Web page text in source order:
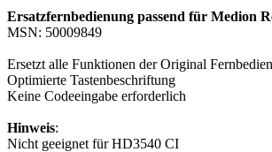
Ersatzfernbedienung passend für Medion
MSN: 50009849
Ersetzt alle Funktionen der Original
Optimierte Tastenbeschriftung
Keine Codeeingabe erforderlich
Hinweis:
Nicht geeignet für HD3540 CI